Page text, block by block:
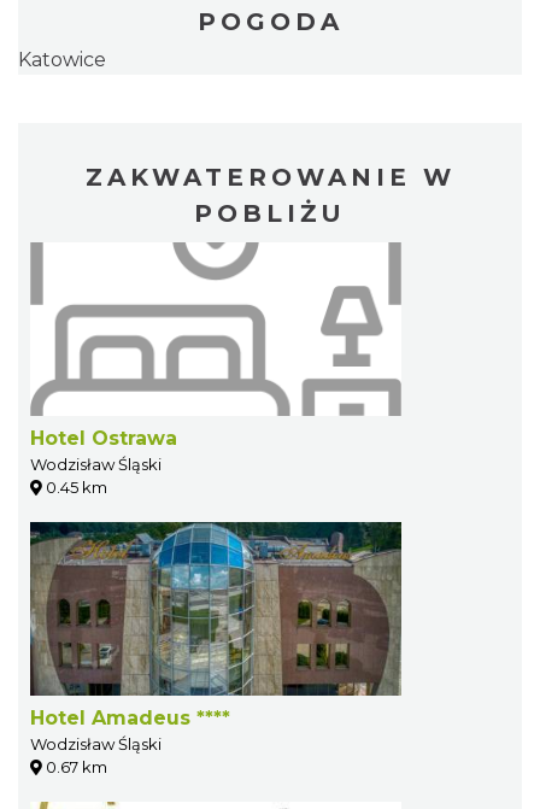
POGODA
Katowice
ZAKWATEROWANIE W
POBLIŻU
Hotel Ostrawa
Wodzisław Śląski
0.45 km
Hotel Amadeus ****
Wodzisław Śląski
0.67 km